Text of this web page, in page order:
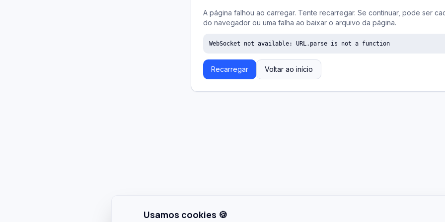
A página falhou ao carregar. Tente recarregar. Se continuar, pode ser
do navegador ou uma falha ao baixar o arquivo da página.
WebSocket not available: URL.parse is not a function
Recarregar Voltar ao início
Usamos cookies 🍪